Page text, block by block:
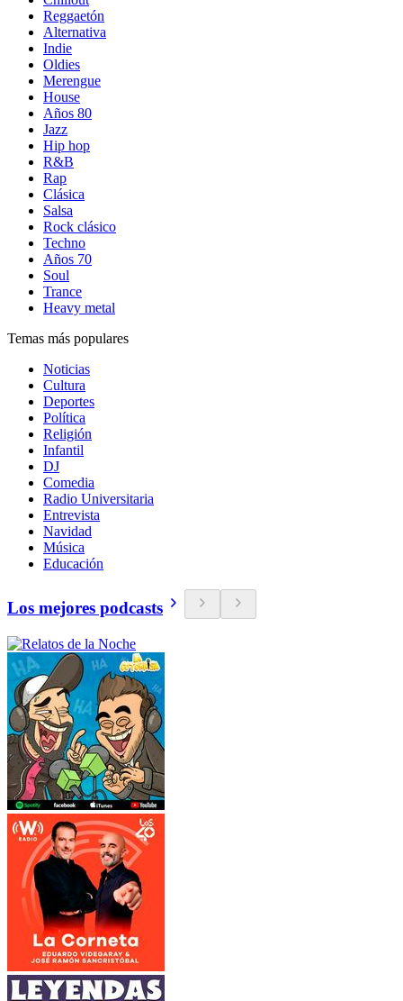
Reggaetón
Alternativa
Indie
Oldies
Merengue
House
Años 80
Jazz
Hip hop
R&B
Rap
Clásica
Salsa
Rock clásico
Techno
Años 70
Soul
Trance
Heavy metal
Temas más populares
Noticias
Cultura
Deportes
Política
Religión
Infantil
DJ
Comedia
Radio Universitaria
Entrevista
Navidad
Música
Educación
Los mejores podcasts